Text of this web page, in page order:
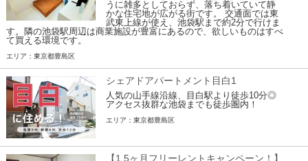
うに雑多としておらず、落ち着いていて静
かな住宅地が広がる街です。 交通面では東
武東上線が使え、池袋駅まで約2分で行けま
す。隣の池袋駅周辺は商業施設が豊富にあるので、欲しいものはすべ
て買える環境です。
エリア：東京都豊島区
シェアドアパートメント目白1
人気の山手線沿線、目白駅より徒歩10分◎
アクセス抜群な池袋までも徒歩圏内！
エリア：東京都豊島区
【1.5ヶ月フリーレントキャンペーン！】